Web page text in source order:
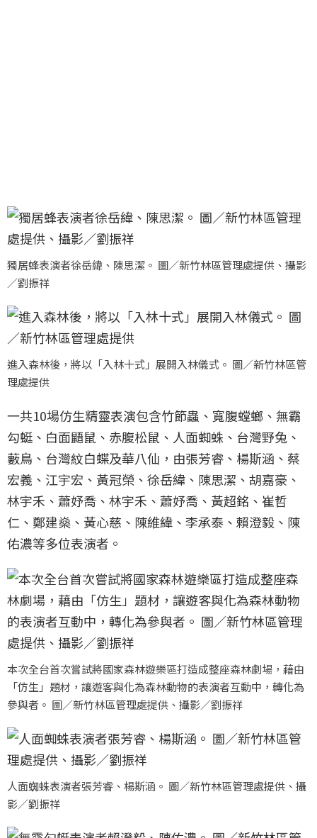
獨居蜂表演者徐岳緯、陳思潔。 圖／新竹林區管理處提供、攝影
／劉振祥
進入森林後，將以「入林十式」展開入林儀式。 圖／新竹林區管
理處提供
一共10場仿生精靈表演包含竹節蟲、寬腹螳螂、無霸
勾蜓、白面鼯鼠、赤腹松鼠、人面蜘蛛、台灣野兔、
藪鳥、台灣紋白蝶及華八仙，由張芳睿、楊斯涵、蔡
宏義、江宇宏、黃冠榮、徐岳緯、陳思潔、胡嘉豪、
林宇禾、蕭妤喬、林宇禾、蕭妤喬、黃超銘、崔哲
仁、鄭建燊、黃心慈、陳維緯、李承泰、賴澄毅、陳
佑濃等多位表演者。
本次全台首次嘗試將國家森林遊樂區打造成整座森林劇場，藉由
「仿生」題材，讓遊客與化為森林動物的表演者互動中，轉化為
參與者。 圖／新竹林區管理處提供、攝影／劉振祥
人面蜘蛛表演者張芳睿、楊斯涵。 圖／新竹林區管理處提供、攝
影／劉振祥